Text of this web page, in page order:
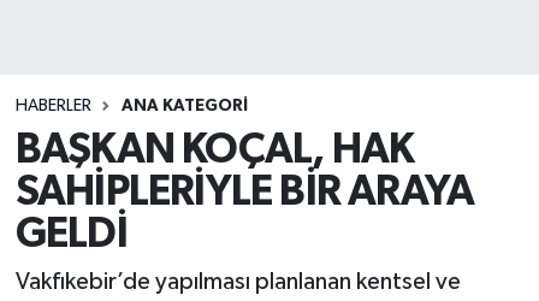
HABERLER ANA KATEGORI
BAŞKAN KOÇAL, HAK
SAHİPLERİYLE BİR ARAYA
GELDİ
Vakfıkebir’de yapılması planlanan kentsel ve
Haber Arşivi